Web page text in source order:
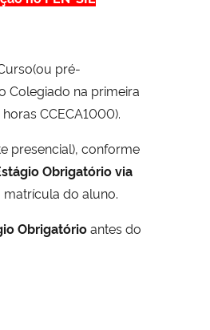
pré-
Colegiado na primeira
CCECA1000).
presencial), conforme
Obrigatório via
do aluno.
Obrigatórioantes do